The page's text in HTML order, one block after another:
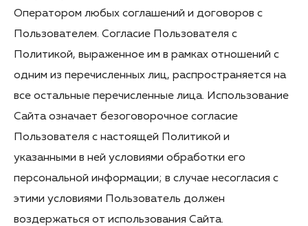
Оператором любых соглашений и договоров с
Пользователем. Согласие Пользователя с
Политикой, выраженное им в рамках отношений с
одним из перечисленных лиц, распространяется на
все остальные перечисленные лица. Использование
Сайта означает безоговорочное согласие
Пользователя с настоящей Политикой и
указанными в ней условиями обработки его
персональной информации; в случае несогласия с
этими условиями Пользователь должен
воздержаться от использования Сайта.